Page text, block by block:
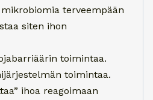
terveempään
siten ihon
toimintaa.
toimintaa.
ihoa reagoimaan